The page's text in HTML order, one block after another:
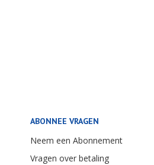
ABONNEE VRAGEN
Neem een Abonnement
Vragen over betaling